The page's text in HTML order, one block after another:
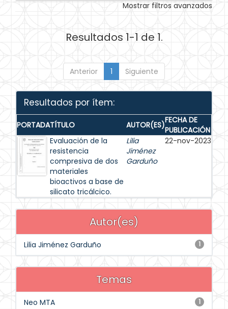
Mostrar filtros avanzados
Resultados 1-1 de 1.
Anterior 1 Siguiente
Resultados por ítem:
PORTADATÍTULO AUTOR(ES)FECHA DE
PUBLICACIÓN
Evaluación de la
resistencia
compresiva de dos
materiales
bioactivos a base de
silicato tricálcico.
Lilia
Jiménez
Garduño
22-nov-2023
Autor(es)
1
Lilia Jiménez Garduño
Temas
1
Neo MTA